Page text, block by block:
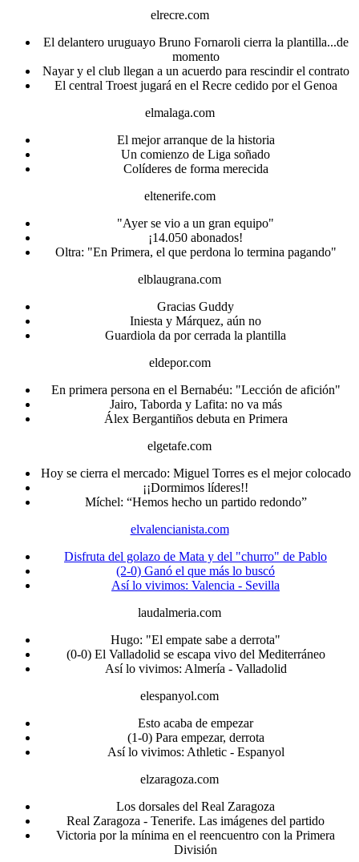
elrecre.com
El delantero uruguayo Bruno Fornaroli cierra la plantilla...de
momento
Nayar y el club llegan a un acuerdo para rescindir el contrato
El central Troest jugará en el Recre cedido por el Genoa
elmalaga.com
El mejor arranque de la historia
Un comienzo de Liga soñado
Colíderes de forma merecida
eltenerife.com
"Ayer se vio a un gran equipo"
¡14.050 abonados!
Oltra: "En Primera, el que perdona lo termina pagando"
elblaugrana.com
Gracias Guddy
Iniesta y Márquez, aún no
Guardiola da por cerrada la plantilla
eldepor.com
En primera persona en el Bernabéu: "Lección de afición"
Jairo, Taborda y Lafita: no va más
Álex Bergantiños debuta en Primera
elgetafe.com
Hoy se cierra el mercado: Miguel Torres es el mejor colocado
¡¡Dormimos líderes!!
Míchel: “Hemos hecho un partido redondo”
elvalencianista.com
Disfruta del golazo de Mata y del "churro" de Pablo
(2-0) Ganó el que más lo buscó
Así lo vivimos: Valencia - Sevilla
laudalmeria.com
Hugo: "El empate sabe a derrota"
(0-0) El Valladolid se escapa vivo del Mediterráneo
Así lo vivimos: Almería - Valladolid
elespanyol.com
Esto acaba de empezar
(1-0) Para empezar, derrota
Así lo vivimos: Athletic - Espanyol
elzaragoza.com
Los dorsales del Real Zaragoza
Real Zaragoza - Tenerife. Las imágenes del partido
Victoria por la mínima en el reencuentro con la Primera
División